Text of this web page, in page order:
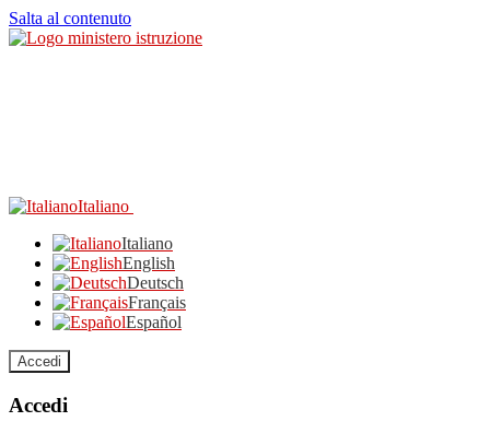
Salta al contenuto
Italiano
Italiano
English
Deutsch
Français
Español
Accedi
Accedi